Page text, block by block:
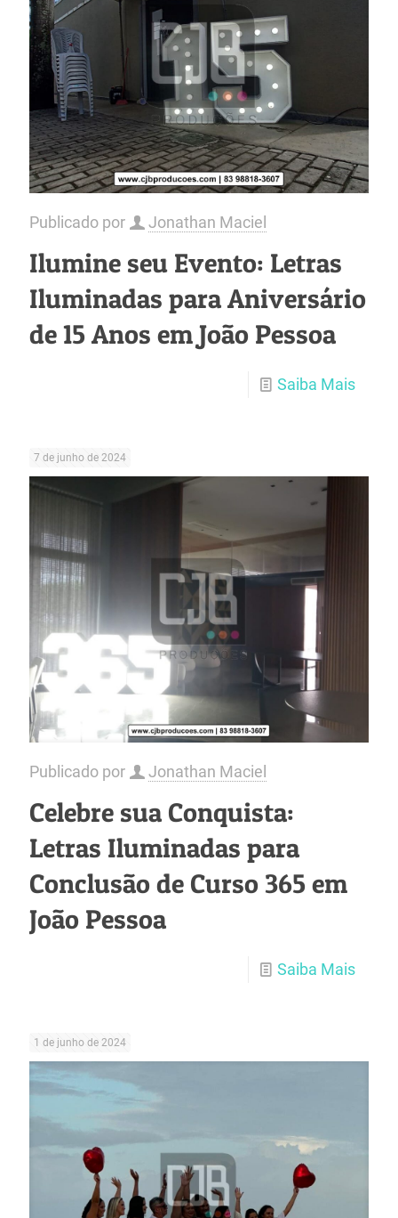
Publicado por Jonathan Maciel
Ilumine seu Evento: Letras
Iluminadas para Aniversário
de 15 Anos em João Pessoa
Saiba Mais
7 de junho de 2024
Publicado por Jonathan Maciel
Celebre sua Conquista:
Letras Iluminadas para
Conclusão de Curso 365 em
João Pessoa
Saiba Mais
1 de junho de 2024